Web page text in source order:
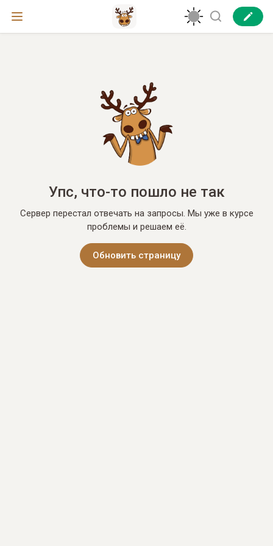
Упс, что-то пошло не так
Сервер перестал отвечать на запросы. Мы уже в курсе
проблемы и решаем её.
Обновить страницу